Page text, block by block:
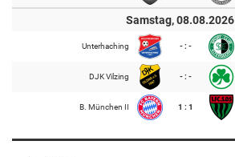
Samstag, 08.08.2026
Unterhaching - : -
DJK Vilzing - : -
B. München II 1 : 1